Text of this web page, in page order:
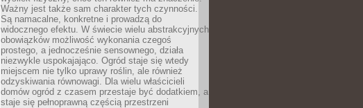
Ważny jest także sam charakter tych czynności.
Są namacalne, konkretne i prowadzą do
widocznego efektu. W świecie wielu abstrakcyjnych
obowiązków możliwość wykonania czegoś
prostego, a jednocześnie sensownego, działa
niezwykle uspokajająco. Ogród staje się wtedy
miejscem nie tylko uprawy roślin, ale również
odzyskiwania równowagi. Dla wielu właścicieli
domów ogród z czasem przestaje być dodatkiem, a
staje się pełnoprawną częścią przestrzeni